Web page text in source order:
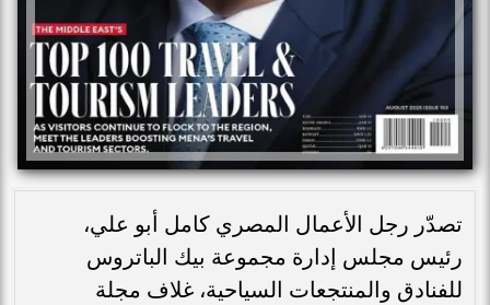
تصدّر رجل الأعمال المصري كامل أبو علي،
رئيس مجلس إدارة مجموعة بيك الباتروس
للفنادق والمنتجعات السياحية، غلاف مجلة